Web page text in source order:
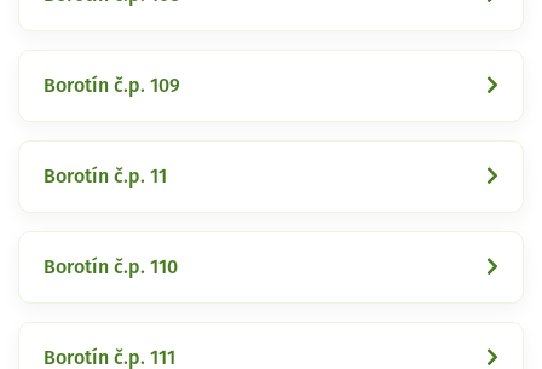
Borotín č.p. 109
Borotín č.p. 11
Borotín č.p. 110
Borotín č.p. 111